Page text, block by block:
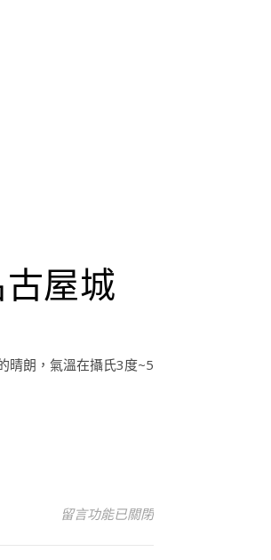
屋城
晴朗，氣溫在攝氏3度~5
在〈日本名古屋自由行推薦景點–
留言功能已關閉